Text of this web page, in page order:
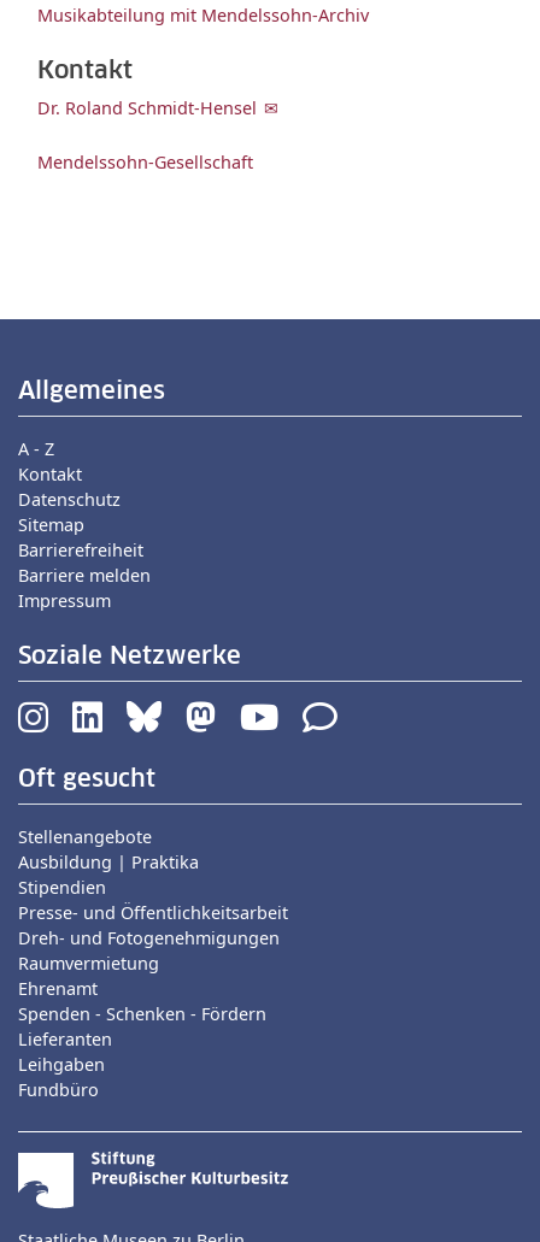
Musikabteilung mit Mendelssohn-Archiv
Kontakt
Dr. Roland Schmidt-Hensel
Mendelssohn-Gesellschaft
Allgemeines
A - Z
Kontakt
Datenschutz
Sitemap
Barrierefreiheit
Barriere melden
Impressum
Soziale Netzwerke
Oft gesucht
Stellenangebote
Ausbildung | Praktika
Stipendien
Presse- und Öffentlichkeitsarbeit
Dreh- und Fotogenehmigungen
Raumvermietung
Ehrenamt
Spenden - Schenken - Fördern
Lieferanten
Leihgaben
Fundbüro